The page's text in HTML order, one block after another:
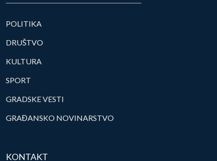
POLITIKA
DRUŠTVO
KULTURA
SPORT
GRADSKE VESTI
GRAĐANSKO NOVINARSTVO
KONTAKT